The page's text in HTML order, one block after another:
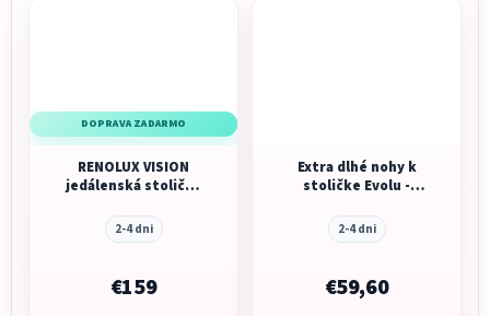
DOPRAVA ZADARMO
RENOLUX VISION
jedálenská stolička
PARIS
2-4 dni
€159
Extra dlhé nohy k
stoličke Evolu -
2-4 dni
€59,60